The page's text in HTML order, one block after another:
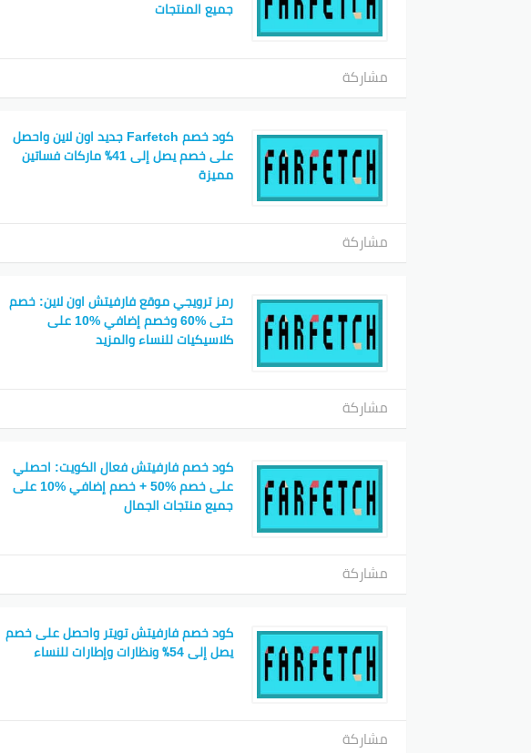
جميع المنتجات
مشاركة
كود خصم Farfetch جديد اون لاين واحصل
على خصم يصل إلى 41٪ ماركات فساتين
مميزة
مشاركة
رمز ترويجي موقع فارفيتش اون لاين: خصم
حتى %60 وخصم إضافي %10 على
كلاسيكيات للنساء والمزيد
مشاركة
كود خصم فارفيتش فعال الكويت: احصلي
على خصم %50 + خصم إضافي %10 على
جميع منتجات الجمال
مشاركة
كود خصم فارفيتش تويتر واحصل على خصم
يصل إلى 54٪ ونظارات وإطارات للنساء
مشاركة